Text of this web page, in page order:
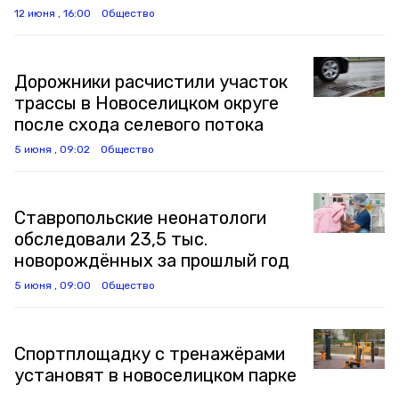
12 июня , 16:00 Общество
Дорожники расчистили участок
трассы в Новоселицком округе
после схода селевого потока
5 июня , 09:02 Общество
Ставропольские неонатологи
обследовали 23,5 тыс.
новорождённых за прошлый год
5 июня , 09:00 Общество
Спортплощадку с тренажёрами
установят в новоселицком парке